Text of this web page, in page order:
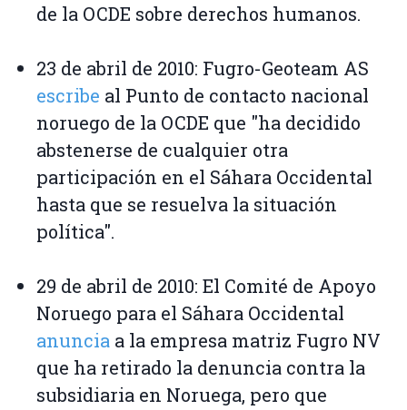
de la OCDE sobre derechos humanos.
23 de abril de 2010: Fugro-Geoteam AS
escribe al Punto de contacto nacional
noruego de la OCDE que "ha decidido
abstenerse de cualquier otra
participación en el Sáhara Occidental
hasta que se resuelva la situación
política".
29 de abril de 2010: El Comité de Apoyo
Noruego para el Sáhara Occidental
anuncia a la empresa matriz Fugro NV
que ha retirado la denuncia contra la
subsidiaria en Noruega, pero que